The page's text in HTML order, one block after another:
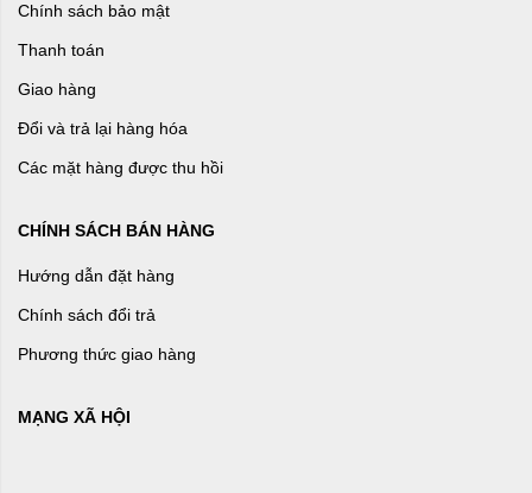
Chính sách bảo mật
Thanh toán
Giao hàng
Đổi và trả lại hàng hóa
Các mặt hàng được thu hồi
CHÍNH SÁCH BÁN HÀNG
Hướng dẫn đặt hàng
Chính sách đổi trả
Phương thức giao hàng
MẠNG XÃ HỘI